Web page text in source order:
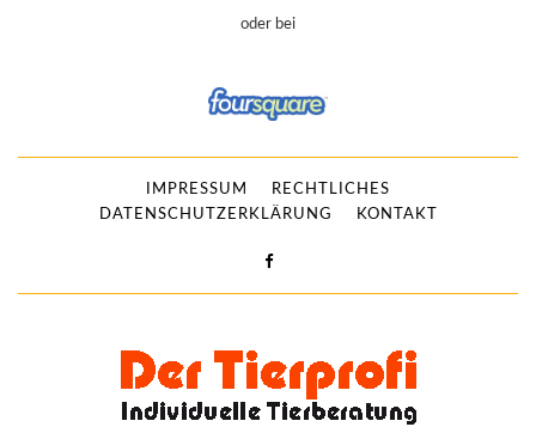
oder bei
IMPRESSUM
RECHTLICHES
DATENSCHUTZERKLÄRUNG
KONTAKT